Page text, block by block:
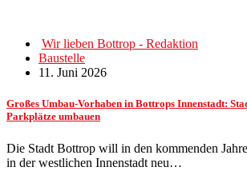
Wir lieben Bottrop - Redaktion
Baustelle
11. Juni 2026
Großes Umbau-Vorhaben in Bottrops Innenstadt:
Parkplätze umbauen
Die Stadt Bottrop will in den kommenden
in der westlichen Innenstadt neu…